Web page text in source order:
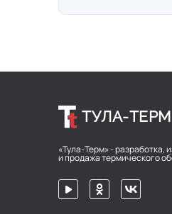
ТУЛА-ТЕРМ
«Тула-Терм» - разработка,
и продажа термического